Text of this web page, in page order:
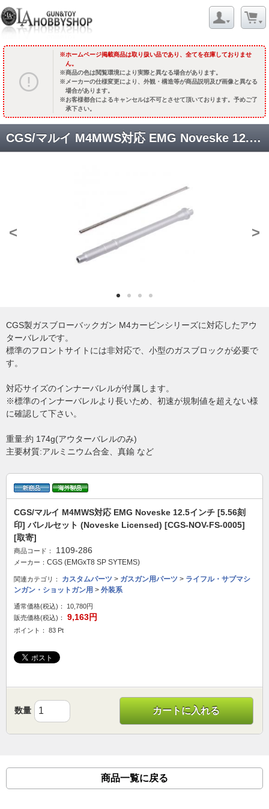
ホームページ掲載商品は取り扱い品であり、全てを在庫しておりませ
ん。
商品の色は閲覧環境により実際と異なる場合があります。
メーカーの仕様変更により、外観・構造等が商品説明及び画像と異なる
場合があります。
お客様都合によるキャンセルは不可とさせて頂いております。予めご了
承下さい。
CGS/マルイ M4MWS対応 EMG Noveske 12.5インチ [5.56刻印] バレルセット (Noveske Licensed) [CGS-NOV-FS-0005] [取寄]
< >
CGS製ガスブローバックガン M4カービンシリーズに対応したアウ
ターバレルです。
標準のフロントサイトには非対応で、小型のガスブロックが必要で
す。
対応サイズのインナーバレルが付属します。
※標準のインナーバレルより長いため、初速が規制値を超えない様
に確認して下さい。
重量:約 174g(アウターバレルのみ)
主要材質:アルミニウム合金、真鍮 など
CGS/マルイ M4MWS対応 EMG Noveske 12.5インチ [5.56刻
印] バレルセット (Noveske Licensed) [CGS-NOV-FS-0005]
[取寄]
商品コード： 1109-286
メーカー： CGS (EMGxT8 SP SYTEMS)
関連カテゴリ： カスタムパーツ > ガスガン用パーツ > ライフル・サブマシ
ンガン・ショットガン用 > 外装系
通常価格(税込)：
10,780円
販売価格(税込)：
9,163円
ポイント： 83 Pt
数量 カートに入れる
商品一覧に戻る